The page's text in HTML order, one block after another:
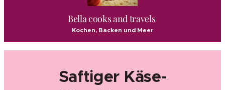
Bella cooks and travels
Kochen, Backen und Meer
Saftiger Käse-